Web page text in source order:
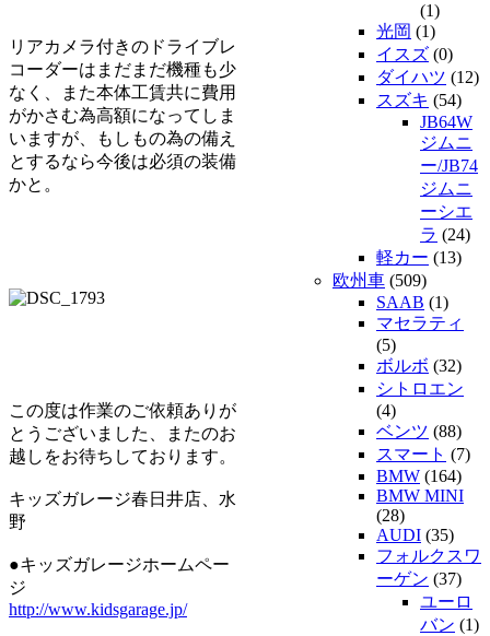
リアカメラ付きのドライブレ
コーダーはまだまだ機種も少
なく、また本体工賃共に費用
がかさむ為高額になってしま
いますが、もしもの為の備え
とするなら今後は必須の装備
かと。
この度は作業のご依頼ありが
とうございました、またのお
越しをお待ちしております。
キッズガレージ春日井店、水
野
●キッズガレージホームペー
ジ
http://www.kidsgarage.jp/
(1)
光岡 (1)
イスズ (0)
ダイハツ (12)
スズキ (54)
JB64W
ジムニ
ー/JB74
ジムニ
ーシエ
ラ (24)
軽カー (13)
欧州車 (509)
SAAB (1)
マセラティ
(5)
ボルボ (32)
シトロエン
(4)
ベンツ (88)
スマート (7)
BMW (164)
BMW MINI
(28)
AUDI (35)
フォルクスワ
ーゲン (37)
ユーロ
バン (1)